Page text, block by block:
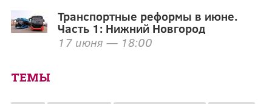
Транспортные реформы в июне.
Часть 1: Нижний Новгород
17 июня — 18:00
ТЕМЫ